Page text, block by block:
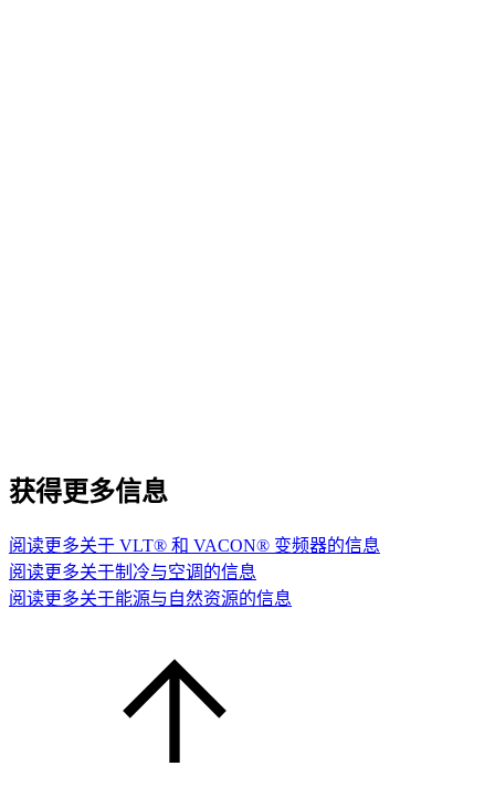
获得更多信息
阅读更多关于 VLT® 和 VACON® 变频器的信息
阅读更多关于制冷与空调的信息
阅读更多关于能源与自然资源的信息